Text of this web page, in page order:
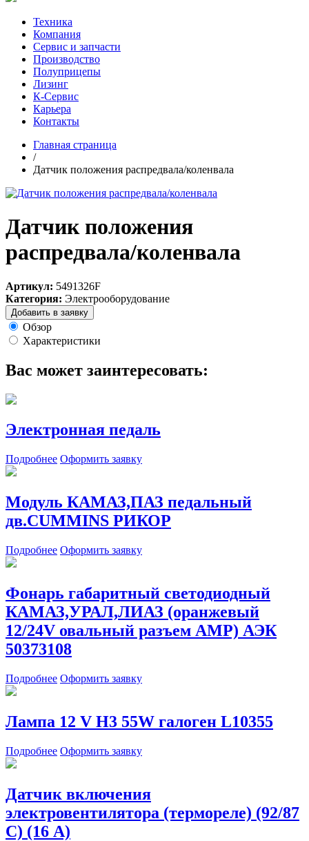
Техника
Компания
Сервис и запчасти
Производство
Полуприцепы
Лизинг
К-Сервис
Карьера
Контакты
Главная страница
/
Датчик положения распредвала/коленвала
Датчик положения
распредвала/коленвала
Артикул: 5491326F
Категория: Электрооборудование
Добавить в заявку
Обзор
Характеристики
Вас может заинтересовать:
Электронная педаль
Подробнее Оформить заявку
Модуль КАМАЗ,ПАЗ педальный
дв.CUMMINS РИКОР
Подробнее Оформить заявку
Фонарь габаритный светодиодный
КАМАЗ,УРАЛ,ЛИАЗ (оранжевый
12/24V овальный разъем АМР) АЭК
50373108
Подробнее Оформить заявку
Лампа 12 V H3 55W галоген L10355
Подробнее Оформить заявку
Датчик включения
электровентилятора (термореле) (92/87
С) (16 А)